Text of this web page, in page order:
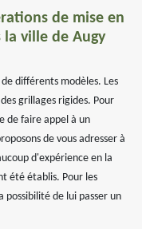
de mise en
la ville de Augy
différents modèles. Les
grillages rigides. Pour
de faire appel à un
de vous adresser à
d'expérience en la
été établis. Pour les
possibilité de lui passer un